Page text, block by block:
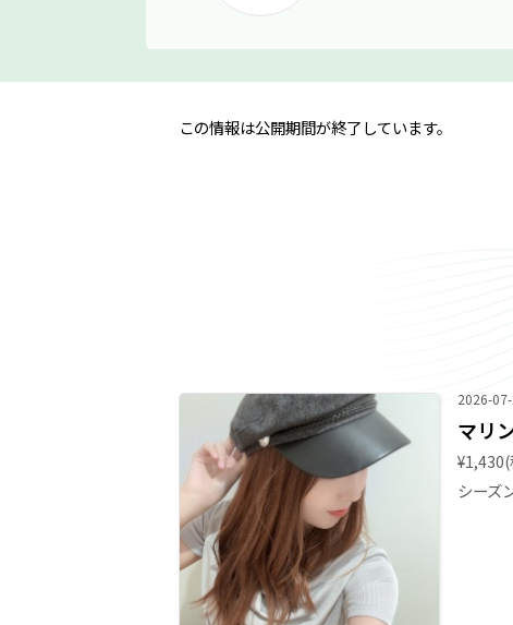
この情報は公開期間が終了しています。
2026-
マリ
¥1,430